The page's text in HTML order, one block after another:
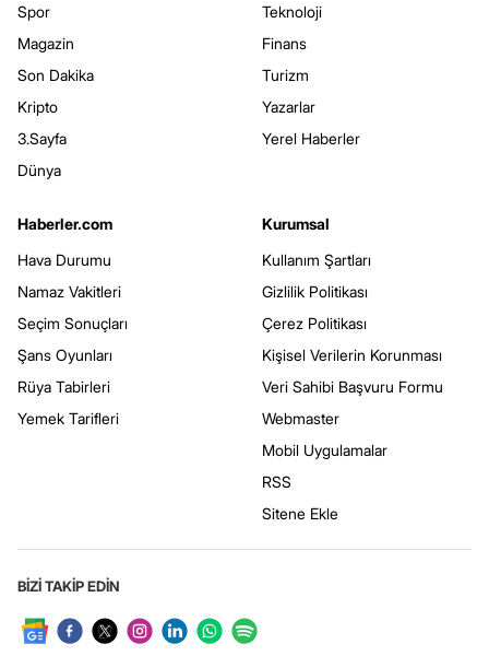
Spor
Magazin
Son Dakika
Kripto
3.Sayfa
Dünya
Teknoloji
Finans
Turizm
Yazarlar
Yerel Haberler
Haberler.com
Hava Durumu
Namaz Vakitleri
Seçim Sonuçları
Şans Oyunları
Rüya Tabirleri
Yemek Tarifleri
Kurumsal
Kullanım Şartları
Gizlilik Politikası
Çerez Politikası
Kişisel Verilerin Korunması
Veri Sahibi Başvuru Formu
Webmaster
Mobil Uygulamalar
RSS
Sitene Ekle
BİZİ TAKİP EDİN